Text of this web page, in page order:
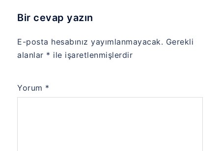
Bir cevap yazın
E-posta hesabınız yayımlanmayacak. Gerekli
alanlar * ile işaretlenmişlerdir
Yorum *